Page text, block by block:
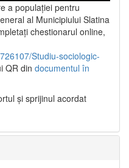
a populaţiei pentru
al Municipiului Slatina
chestionarul online,
Studiu-sociologic-
QR din documentul în
şi sprijinul acordat